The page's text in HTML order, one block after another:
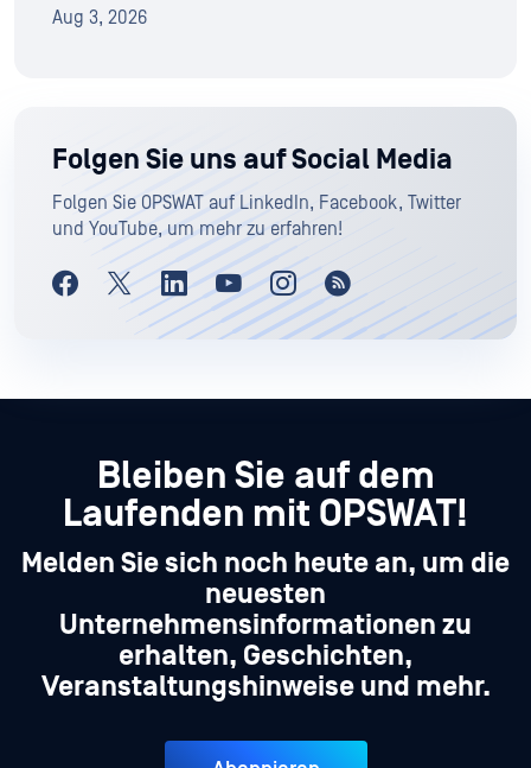
Aug 3, 2026
Folgen Sie uns auf Social Media
Folgen Sie OPSWAT auf LinkedIn, Facebook, Twitter
und YouTube, um mehr zu erfahren!
Bleiben Sie auf dem
Laufenden mit OPSWAT!
Melden Sie sich noch heute an, um die
neuesten
Unternehmensinformationen zu
erhalten, Geschichten,
Veranstaltungshinweise und mehr.